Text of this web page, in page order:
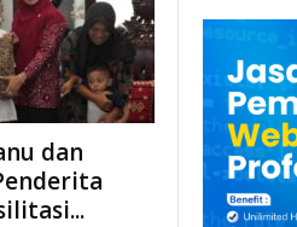
dan